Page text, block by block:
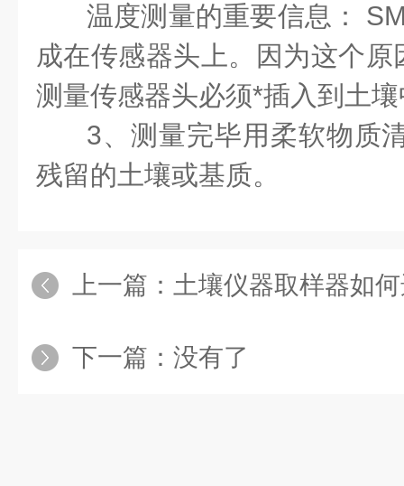
温度测量的重要信息：
成在传感器头上。因为这个
测量传感器头必须*插入到土
3、测量完毕用柔软物质
残留的土壤或基质。
上一篇： 土壤仪器取样器如
下一篇：没有了